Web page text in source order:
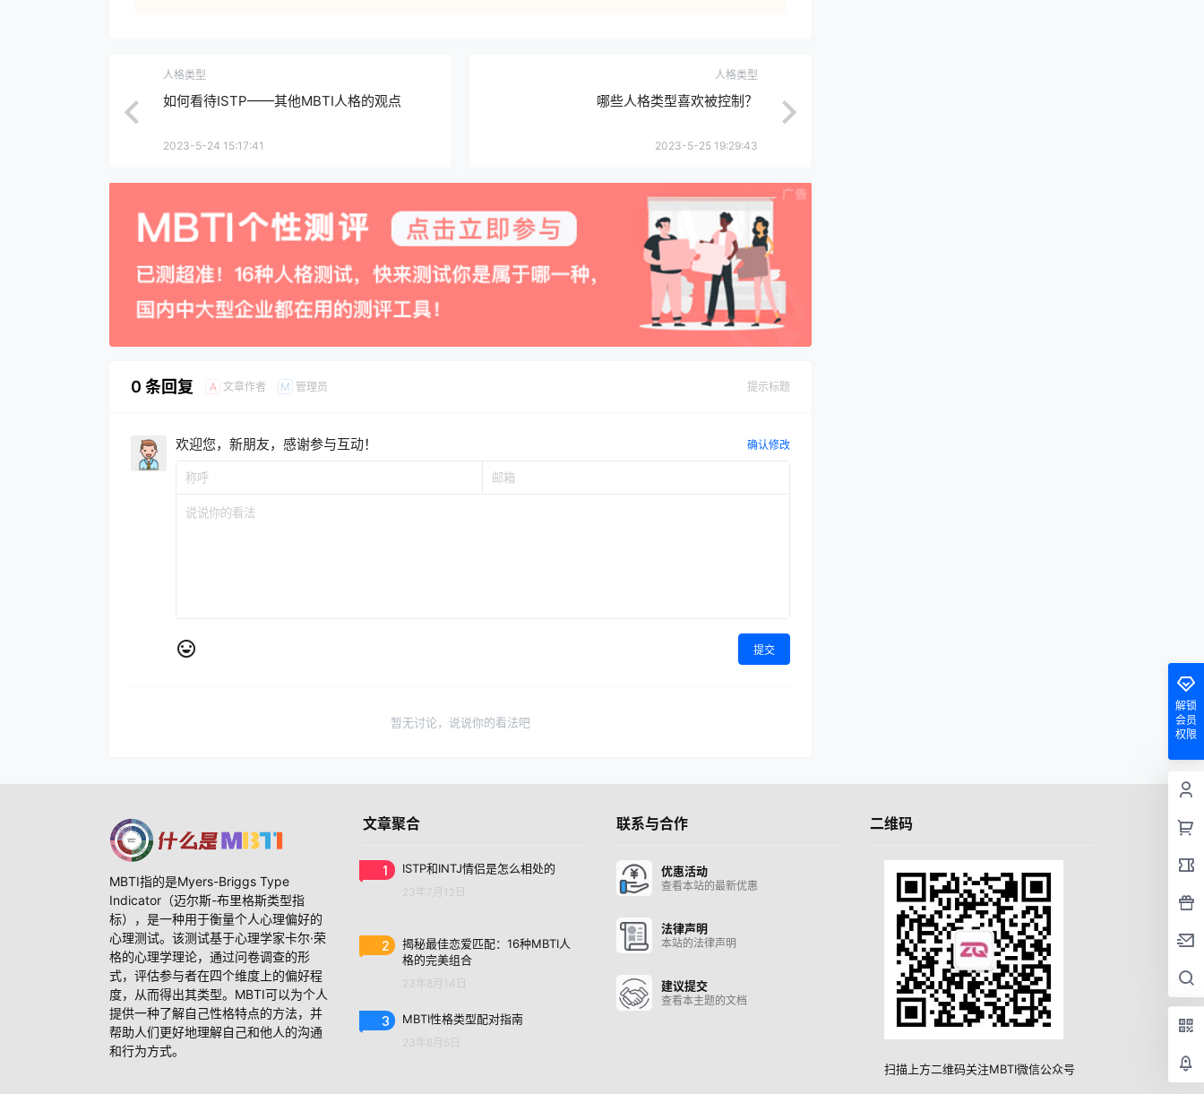
人格类型
如何看待ISTP——其他MBTI人格的观点
2023-5-24 15:17:41
人格类型
哪些人格类型喜欢被控制？
2023-5-25 19:29:43
0 条回复 A 文章作者 M 管理员 提示标题
欢迎您，新朋友，感谢参与互动！ 确认修改
提交
暂无讨论，说说你的看法吧
解锁
会员
权限
MBTI指的是Myers-Briggs Type
Indicator（迈尔斯-布里格斯类型指
标），是一种用于衡量个人心理偏好的
心理测试。该测试基于心理学家卡尔·荣
格的心理学理论，通过问卷调查的形
式，评估参与者在四个维度上的偏好程
度，从而得出其类型。MBTI可以为个人
提供一种了解自己性格特点的方法，并
帮助人们更好地理解自己和他人的沟通
和行为方式。
文章聚合
1 ISTP和INTJ情侣是怎么相处的
23年7月12日
2
揭秘最佳恋爱匹配：16种MBTI人
格的完美组合
23年8月14日
3 MBTI性格类型配对指南
23年6月5日
联系与合作
优惠活动
查看本站的最新优惠
法律声明
本站的法律声明
建议提交
查看本主题的文档
二维码
扫描上方二维码关注MBTI微信公众号